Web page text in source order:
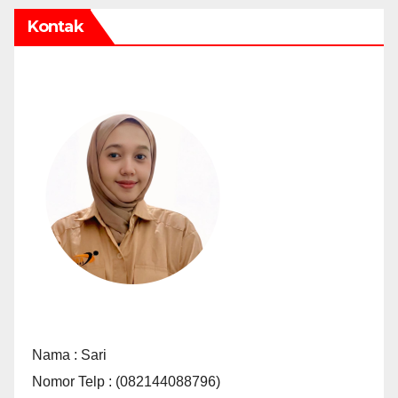
Kontak
Nama : Sari
Nomor Telp : (082144088796)